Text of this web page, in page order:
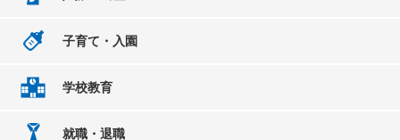
子育て・入園
学校教育
就職・退職